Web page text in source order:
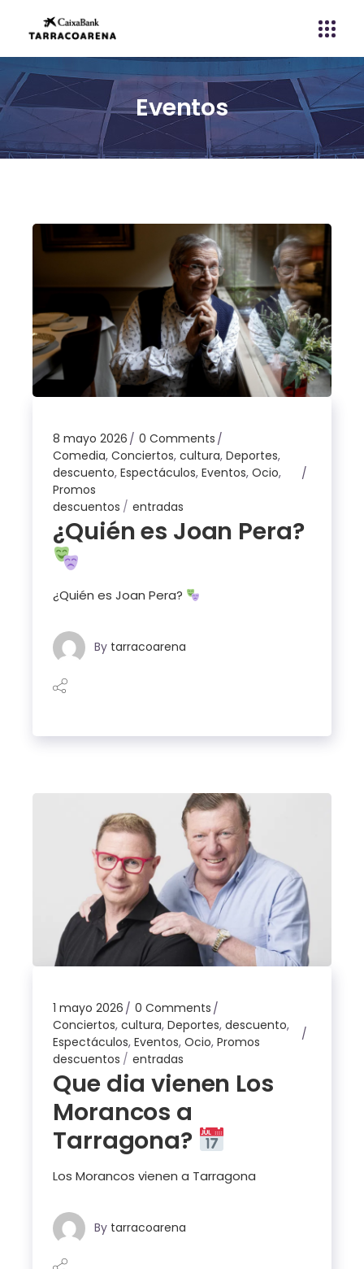
Eventos
8 mayo 2026
0 Comments
Comedia,Conciertos,cultura,Deportes,
descuento,Espectáculos,Eventos,Ocio,
Promos
descuentos
entradas
¿Quién es Joan Pera?
¿Quién es Joan Pera?
By tarracoarena
1 mayo 2026
0 Comments
Conciertos,cultura,Deportes,descuento,
Espectáculos,Eventos,Ocio,Promos
descuentos
entradas
Que dia vienen Los
Morancos a
Tarragona?
Los Morancos vienen a Tarragona
By tarracoarena